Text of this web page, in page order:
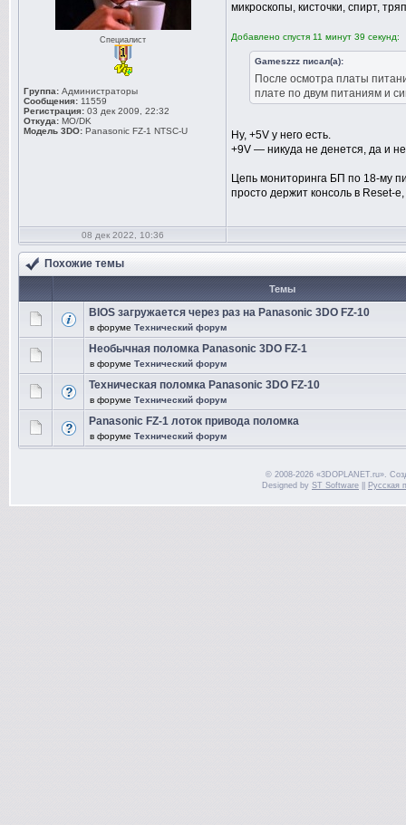
Специалист
Группа: Администраторы
Сообщения: 11559
Регистрация: 03 дек 2009, 22:32
Откуда: MO/DK
Модель 3DO: Panasonic FZ-1 NTSC-U
микроскопы, кисточки, спирт,
Добавлено спустя 11 минут 39 секунд:
Gameszzz писал(а):
После осмотра платы
плате по двум питаниям и
Ну, +5V у него есть.
+9V — никуда не денется, да и
Цепь мониторинга БП по 18-му
просто держит консоль в Reset-
08 дек 2022, 10:36
Похожие темы
Темы
BIOS загружается через раз на Panasonic 3DO FZ-10
в форуме Технический форум
Необычная поломка Panasonic 3DO FZ-1
в форуме Технический форум
Техническая поломка Panasonic 3DO FZ-10
в форуме Технический форум
Panasonic FZ-1 лоток привода поломка
в форуме Технический форум
© 2008-2026 «3DOPLANET.ru».
Designed by ST Software Русская